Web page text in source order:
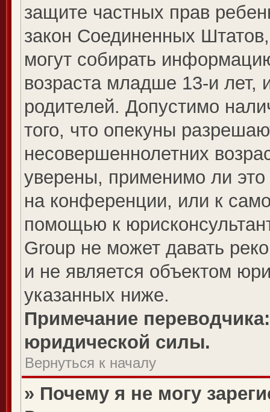
защите частных прав
закон Соединенных
могут собирать
возраста младше 13-и лет,
родителей. Допустимо
того, что опекуны
несовершеннолетних
уверены, применимо ли
на конференции, или к
помощью к
Group не может давать
и не является объектом
указанных ниже.
Примечание
юридической силы.
Вернуться к началу
» Почему я не могу